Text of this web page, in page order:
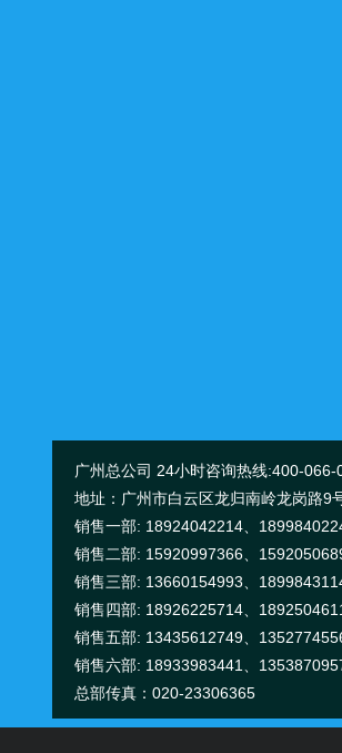
广州总公司 24小时咨询热线:400-066-
地址：广州市白云区龙归南岭龙岗路9
销售一部: 18924042214、
销售二部: 15920997366、
销售三部: 13660154993、
销售四部: 18926225714、
销售五部: 13435612749、
销售六部: 18933983441、
总部传真：020-23306365